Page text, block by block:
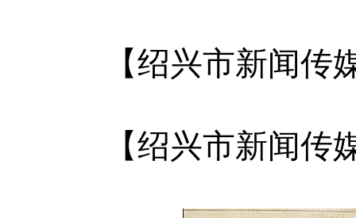
【绍兴市新闻
【绍兴市新闻